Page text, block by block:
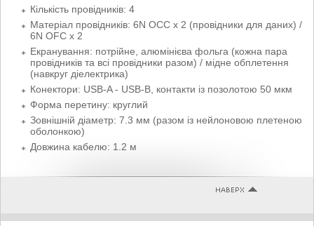
Кількість провідників: 4
Матеріал провідників: 6N OCC x 2 (провідники для даних) /
6N OFC x 2
Екранування: потрійне, алюмінієва фольга (кожна пара
провідників та всі провідники разом) / мідне обплетення
(навкруг діелектрика)
Конектори: USB-A - USB-B, контакти із позолотою 50 мкм
Форма перетину: круглий
Зовнішній діаметр: 7.3 мм (разом із нейлоновою плетеною
оболонкою)
Довжина кабелю: 1.2 м